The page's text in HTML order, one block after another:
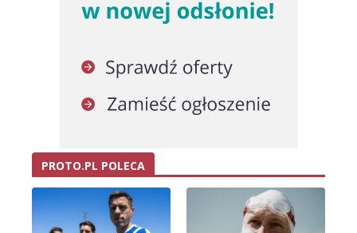
PROTO.PL POLECA